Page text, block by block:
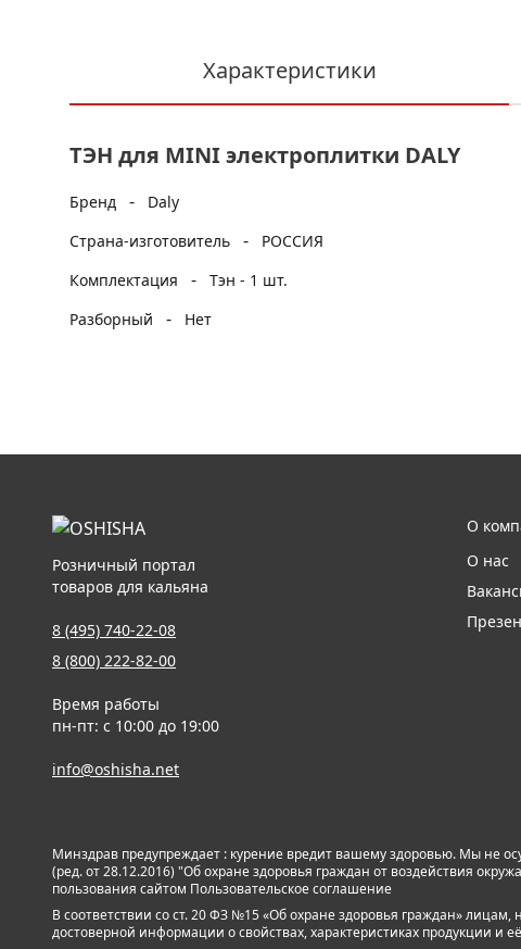
Характеристики
ТЭН для MINI электроплитки DALY
Бренд -
Daly
Страна-изготовитель
-
РОССИЯ
Комплектация
- Тэн - 1 шт.
Разборный
- Нет
Розничный портал
товаров для кальяна
8 (495) 740-22-08
8 (800) 222-82-00
Время работы
пн-пт: с 10:00 до 19:00
info@oshisha.net
О
О нас
Минздрав предупреждает : курение вредит вашему здоровью. Мы не
(ред. от 28.12.2016) "Об охране здоровья граждан от воздействия
пользования сайтом Пользовательское соглашение
В соответствии со ст. 20 ФЗ №15 «Об охране здоровья граждан»
достоверной информации о свойствах, характеристиках продукции и